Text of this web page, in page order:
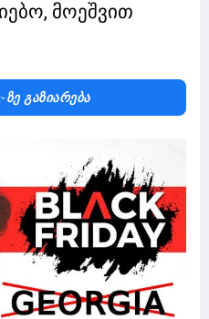
მოეშვით
Ზე Გაზიარება